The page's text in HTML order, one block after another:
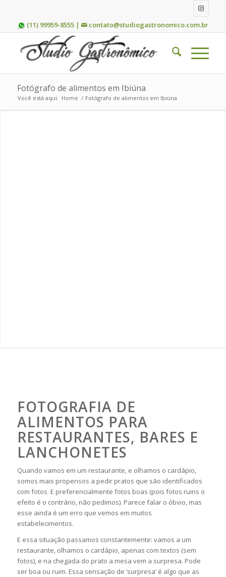
(11) 99959-8555 | contato@studiogastronomico.com.br
Fotógrafo de alimentos em Ibiúna
Você está aqui: Home / Fotógrafo de alimentos em Ibiúna
FOTOGRAFIA DE
ALIMENTOS PARA
RESTAURANTES, BARES E
LANCHONETES
Quando vamos em um restaurante, e olhamos o cardápio,
somos mais propensos a pedir pratos que são identificados
com fotos. E preferencialmente fotos boas (pois fotos ruins o
efeito é o contrário, não pedimos). Parece falar o óbvio, mas
esse ainda é um erro que vemos em muitos
estabelecimentos.
E essa situação passamos constantemente: vamos a um
restaurante, olhamos o cardápio, apenas com textos (sem
fotos), e na chegada do prato a mesa vem a surpresa. Pode
ser boa ou ruim. Essa sensação de ‘surpresa’ é algo que as